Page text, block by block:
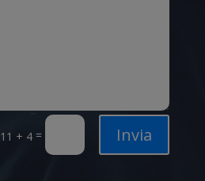
11 + 4 = Invia